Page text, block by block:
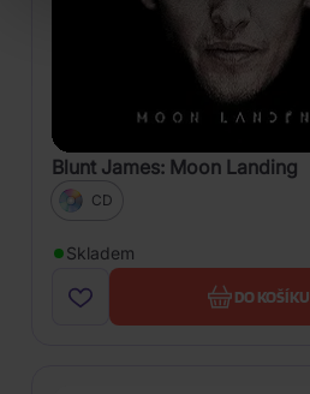
Blunt James: Moon Landing
CD
Skladem
DO KOŠÍKU